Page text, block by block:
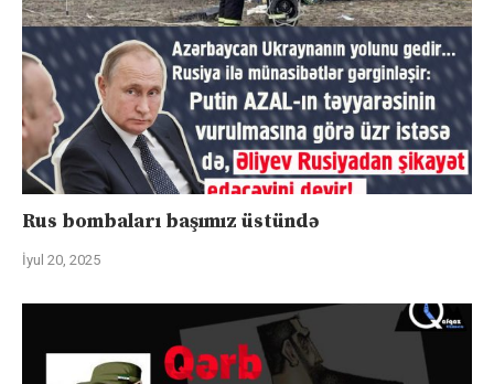
Rus bombaları başımız üstündə
İyul 20, 2025